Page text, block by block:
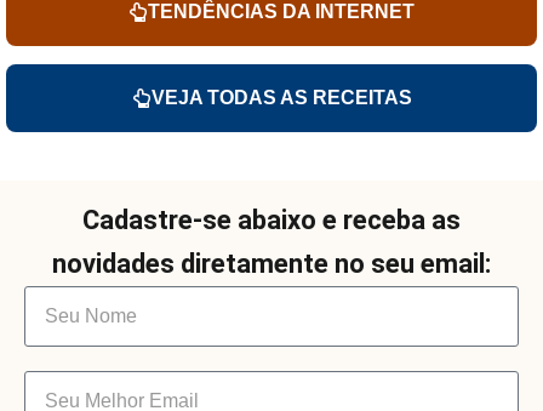
TENDÊNCIAS DA INTERNET
VEJA TODAS AS RECEITAS
Cadastre-se abaixo e receba as
novidades diretamente no seu email: